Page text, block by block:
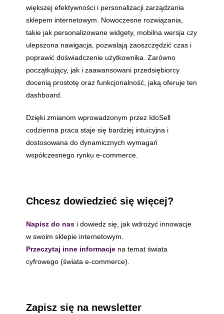
większej efektywności i personalizacji zarządzania
sklepem internetowym. Nowoczesne rozwiązania,
takie jak personalizowane widgety, mobilna wersja czy
ulepszona nawigacja, pozwalają zaoszczędzić czas i
poprawić doświadczenie użytkownika. Zarówno
początkujący, jak i zaawansowani przedsiębiorcy
docenią prostotę oraz funkcjonalność, jaką oferuje ten
dashboard.
Dzięki zmianom wprowadzonym przez IdoSell
codzienna praca staje się bardziej intuicyjna i
dostosowana do dynamicznych wymagań
współczesnego rynku e-commerce.
Chcesz dowiedzieć się więcej?
Napisz do nas i dowiedz się, jak wdrożyć innowacje
w swoim sklepie internetowym.
Przeczytaj inne informacje na temat świata
cyfrowego (świata e-commerce).
Zapisz się na newsletter